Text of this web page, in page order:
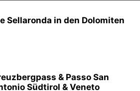
Sellaronda in den Dolomiten
& Passo San
Südtirol & Veneto